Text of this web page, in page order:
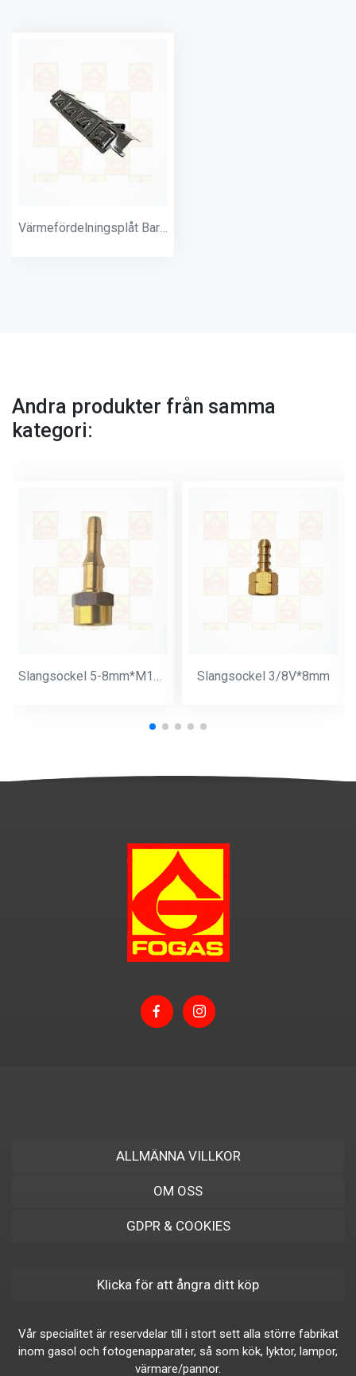
Värmefördelningsplåt Barbecook vänster
Andra produkter från samma
kategori:
Slangsockel 5-8mm*M14*1 Slangsockel 3/8V*8mm
ALLMÄNNA VILLKOR
OM OSS
GDPR & COOKIES
Klicka för att ångra ditt köp
Vår specialitet är reservdelar till i stort sett alla större fabrikat
inom gasol och fotogenapparater, så som kök, lyktor, lampor,
värmare/pannor.